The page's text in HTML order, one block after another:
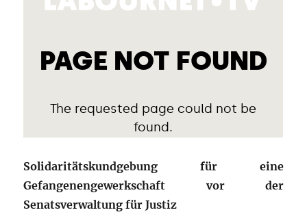
Solidaritätskundgebung für eine
Gefangenengewerkschaft vor der
Senatsverwaltung für Justiz